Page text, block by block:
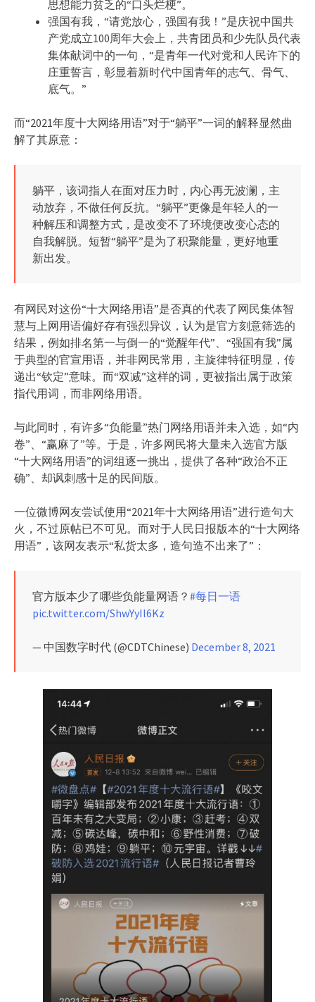
思想能力贫乏的“口头烂梗”。
强国有我，“请党放心，强国有我！”是庆祝中国共
产党成立100周年大会上，共青团员和少先队员代表
集体献词中的一句，“是青年一代对党和人民许下的
庄重誓言，彰显着新时代中国青年的志气、骨气、
底气。”
而“2021年度十大网络用语”对于“躺平”一词的解释显然曲
解了其原意：
躺平，该词指人在面对压力时，内心再无波澜，主
动放弃，不做任何反抗。“躺平”更像是年轻人的一
种解压和调整方式，是改变不了环境便改变心态的
自我解脱。短暂“躺平”是为了积聚能量，更好地重
新出发。
有网民对这份“十大网络用语”是否真的代表了网民集体智
慧与上网用语偏好存有强烈异议，认为是官方刻意筛选的
结果，例如排名第一与倒一的“觉醒年代”、“强国有我”属
于典型的官宣用语，并非网民常用，主旋律特征明显，传
递出“钦定”意味。而“双减”这样的词，更被指出属于政策
指代用词，而非网络用语。
与此同时，有许多“负能量”热门网络用语并未入选，如“内
卷”、“赢麻了”等。于是，许多网民将大量未入选官方版
“十大网络用语”的词组逐一挑出，提供了各种“政治不正
确”、却讽刺感十足的民间版。
一位微博网友尝试使用“2021年十大网络用语”进行造句大
火，不过原帖已不可见。而对于人民日报版本的“十大网络
用语”，该网友表示“私货太多，造句造不出来了”：
官方版本少了哪些负能量网语？ #每日一语
pic.twitter.com/ShwYyIl6Kz
— 中国数字时代 (@CDTChinese) December 8, 2021